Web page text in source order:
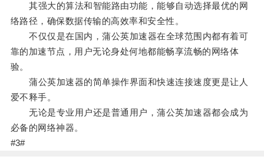
其强大的算法和智能路由功能，能够自动选择最优的网
络路径，确保数据传输的高效率和安全性。
不仅仅是在国内，蒲公英加速器在全球范围内都有着可
靠的加速节点，用户无论身处何地都能畅享流畅的网络体
验。
蒲公英加速器的简单操作界面和快速连接速度更是让人
爱不释手。
无论是专业用户还是普通用户，蒲公英加速器都会成为
必备的网络神器。
#3#